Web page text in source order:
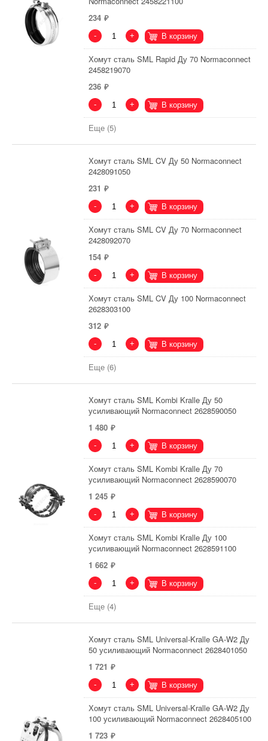
234
- + В корзину
Хомут сталь SML Rapid Ду 70 Normaconnect
2458219070
236
- + В корзину
Еще (5)
Хомут сталь SML CV Ду 50 Normaconnect
2428091050
231
- + В корзину
Хомут сталь SML CV Ду 70 Normaconnect
2428092070
154
- + В корзину
Хомут сталь SML CV Ду 100 Normaconnect
2628303100
312
- + В корзину
Еще (6)
Хомут сталь SML Kombi Kralle Ду 50
усиливающий Normaconnect 2628590050
1 480
- + В корзину
Хомут сталь SML Kombi Kralle Ду 70
усиливающий Normaconnect 2628590070
1 245
- + В корзину
Хомут сталь SML Kombi Kralle Ду 100
усиливающий Normaconnect 2628591100
1 662
- + В корзину
Еще (4)
Хомут сталь SML Universal-Kralle GA-W2 Ду
50 усиливающий Normaconnect 2628401050
1 721
- + В корзину
Хомут сталь SML Universal-Kralle GA-W2 Ду
100 усиливающий Normaconnect 2628405100
1 723